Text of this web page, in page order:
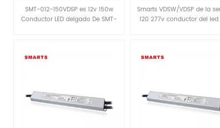
SMT-012-150VDSP es 12v 150w
Conductor LED delgado De SMT-
Conductor LED delgado 96W.
Smarts VDSW/VDSP de la
120 277v conductor del
uso normal, El período de